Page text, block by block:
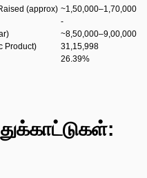
(approx) ~1,50,000–1,70,000
-
~8,50,000–9,00,000
Product)
31,15,998
26.39%